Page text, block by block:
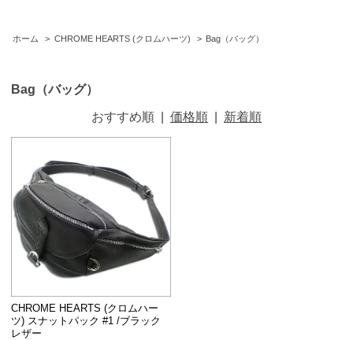
ホーム > CHROME HEARTS (クロムハーツ) > Bag（バッグ）
Bag（バッグ）
おすすめ順 価格順 新着順
CHROME HEARTS (クロムハー
ツ) スナットパック #1 /ブラック
レザー